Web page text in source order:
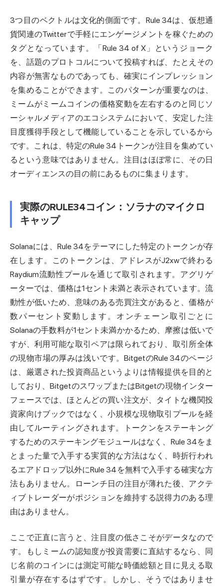
3つ目のベクトルは文化的側面です。Rule 34は、仮想通
貨関連のTwitterで手軽にエンゲージメントを稼ぐための
タグとなっています。「Rule 34 of X」というジョーク
を、話題のプロトコルについて投稿すれば、たとえその
内容が無害なものであっても、確実にインプレッション
を集めることができます。このパターンが重要なのは、
ミームがミームコインの価格変動を左右するのと同じソ
ーシャルメディアのエコシステムにおいて、安定した注
目度獲得手段として機能していることを示しているから
です。これは、特定のRule 34トークンが注目を集めてい
るという意味ではありません。注目はほぼ常に、その日
オーディエンスの目の前にあるものに集まります。
実際のRULE34コイン：ソラナのマイクロ
キャップ
Solanaには、Rule 34をテーマにした特定のトークンが存
在します。このトークンは、アドレスがJ2xwで終わる
Raydium流動性プールを通じて取引されます。アグリゲ
ーターでは、価格は1セント未満と表示されています。流
動性が低いため、意味のある売買注文があると、価格が
数パーセント変動します。オンチェーン取引ごとに
Solanaの手数料が1セント未満かかるため、摩擦は低いで
すが、利用可能な取引ペアは限られており、取引所全体
の現物市場の厚みは浅いです。BitgetのRule 34のページ
は、厳選された投資商品というよりは情報提供を目的と
しており、BitgetのスワップまたはBitgetの現物インター
フェースでは、ほとんどの買い注文が、タイトな機関投
資家向けブックではなく、小規模な現物取引プールを経
由してルーティングされます。トークンをステーキング
するためのステーキングモジュールはなく、Rule 34をま
とまった量で入手する実質的な方法はなく、時折行われ
るエアドロップ以外にRule 34を無料で入手する確実な方
法もありません。ローンチ日の注目が薄れた後、アクテ
ィブトレーダーがポジションを維持する説得力のある理
由はありません。
ここで正直に言うと、注目度の低さこそがデータなので
す。もしミームの認知度が投資需要に直結するなら、同
じ名前のコインには測定可能な時価総額と目に見える取
引量が存在するはずです。しかし、そうではありませ